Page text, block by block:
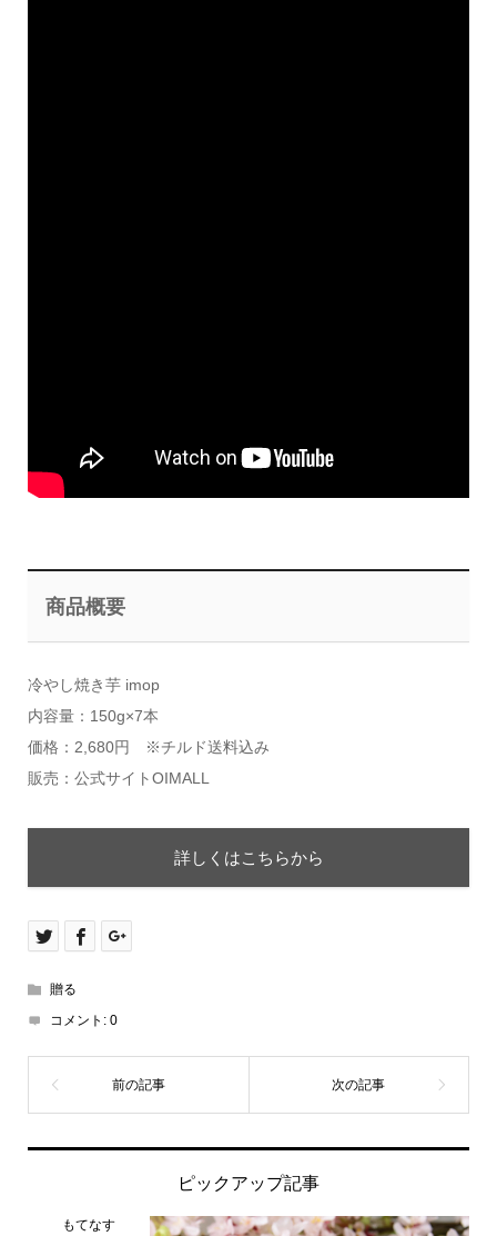
商品概要
冷やし焼き芋 imop
内容量：150g×7本
価格：2,680円 ※チルド送料込み
販売：公式サイトOIMALL
詳しくはこちらから
贈る
コメント: 0
ピックアップ記事
もてなす